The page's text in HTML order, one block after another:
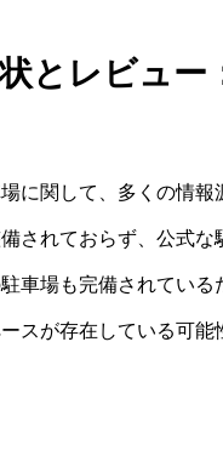
とレビュー
に関して、多くの情
されておらず、公式
車場も完備されてい
スが存在している可能